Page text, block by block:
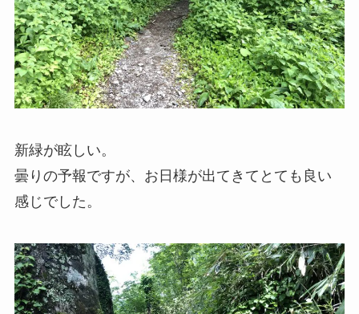
新緑が眩しい。
曇りの予報ですが、お日様が出てきてとても良い
感じでした。